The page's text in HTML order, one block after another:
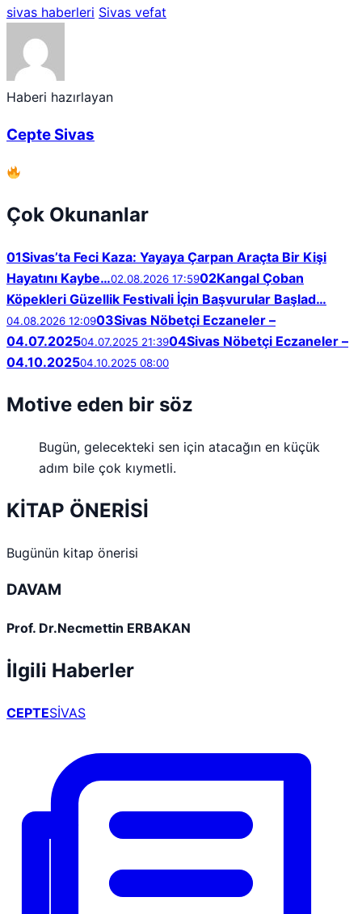
sivas haberleri Sivas vefat
Haberi hazırlayan
Cepte Sivas
Çok Okunanlar
01Sivas’ta Feci Kaza: Yayaya Çarpan Araçta Bir Kişi
Hayatını Kaybe…02.08.2026 17:5902Kangal Çoban
Köpekleri Güzellik Festivali İçin Başvurular Başlad…
04.08.2026 12:0903Sivas Nöbetçi Eczaneler –
04.07.202504.07.2025 21:3904Sivas Nöbetçi Eczaneler –
04.10.202504.10.2025 08:00
Motive eden bir söz
Bugün, gelecekteki sen için atacağın en küçük
adım bile çok kıymetli.
KİTAP ÖNERİSİ
Bugünün kitap önerisi
DAVAM
Prof. Dr.Necmettin ERBAKAN
İlgili Haberler
CEPTESİVAS